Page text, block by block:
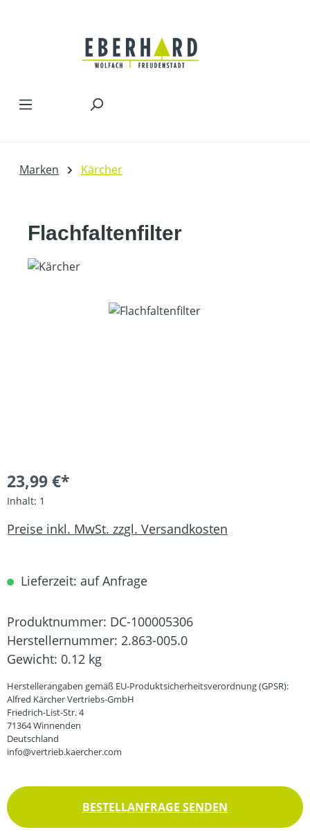
Marken Kärcher
Flachfaltenfilter
Bildergalerie überspringen
23,99 €*
Inhalt: 1
Preise inkl. MwSt. zzgl. Versandkosten
Lieferzeit: auf Anfrage
Produktnummer: DC-100005306
Herstellernummer: 2.863-005.0
Gewicht: 0.12 kg
Herstellerangaben gemäß EU-Produktsicherheitsverordnung (GPSR):
Alfred Kärcher Vertriebs-GmbH
Friedrich-List-Str. 4
71364 Winnenden
Deutschland
info@vertrieb.kaercher.com
BESTELLANFRAGE SENDEN